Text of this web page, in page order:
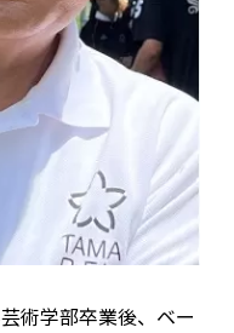
術学部卒業後、ベー